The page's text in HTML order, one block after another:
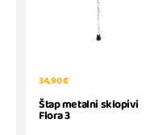
34,90 €
Štap metalni sklopivi
Flora 3